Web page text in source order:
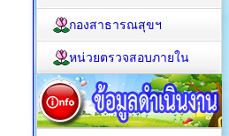
กองสาธารณสุขฯ
หน่วยตรวจสอบภายใน